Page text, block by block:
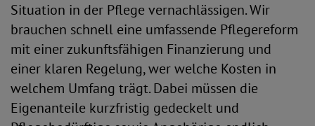
Situation in der Pflege vernachlässigen. Wir
brauchen schnell eine umfassende Pflegereform
mit einer zukunftsfähigen Finanzierung und
einer klaren Regelung, wer welche Kosten in
welchem Umfang trägt. Dabei müssen die
Eigenanteile kurzfristig gedeckelt und